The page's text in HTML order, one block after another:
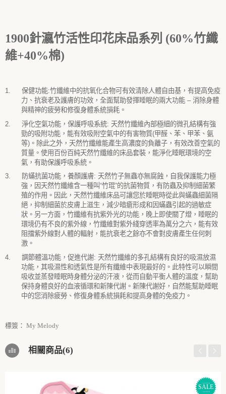
1900針瀛竹活性印花床品系列 (60%竹纖
維+40%棉)
1. 保健功能:竹纖維中的抗氧化合物可有效清除人體自由基，有提高免疫
力、抗衰老及護膚的功效，全面幫助發揮睡眠的兩大功能 – 消除身體
與精神的疲勞和修復身體系統損耗。
2.
淨化空氣功能，保護呼吸系統: 天然竹纖維內部極細的微孔結構有強
勁的吸附功能，能有效吸附空氣中的有害物質(甲醛、苯、甲苯、氨
等) 。除此之外，天然竹纖維能產生高濃度的負離子，有效改善空氣的
質量。使用百份百純天然竹纖維的床品套裝，能淨化睡眠環境的空
氣，有助保護呼吸系統。
3.
防蟎抗菌功能，養顏護膚: 天然竹子無蟲亦無腐蝕，自我保護能力極
強，因天然竹纖維含一種叫“竹琨”的抗菌物質，有防蟲及抑制細菌繁
殖的作用。因此，天然竹纖維床品可讓您於睡眠時從此與蟎蟲細菌隔
絕，抑制細菌於皮膚上滋生，減少暗瘡形成和因蟎蟲引起的過敏症
狀。另一方面，竹纖維有抗紫外光的功能，晚上即使關了燈，睡眠的
環境仍有不良的紫外線，竹纖維對紫外綫穿透率為萬分之六，能有效
阻擋紫外線對人體的輻射，能抗衰老之餘亦不會對皮膚產生任何刺
激。
4.
調節體溫功能，促進代謝: 天然竹纖維的多孔結構有良好的吸濕放濕
功能，其吸濕性和透氣性是所有纖維中表現最好的。此特性可以瞬間
吸收並蒸發睡眠時身體分泌的汗液，從而自動平衡人體的溫度，幫助
保持身體良好的血液循環和新陳代謝。新陳代謝好，自然能幫助睡眠
中的您消除疲勞、修復身體系統損耗和提高身體的免疫力。
標簽： My Melody
相關商品(6)
SALE